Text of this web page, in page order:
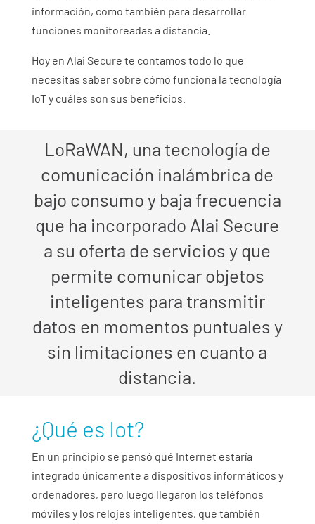
información, como también para desarrollar
funciones monitoreadas a distancia.
Hoy en Alai Secure te contamos todo lo que
necesitas saber sobre cómo funciona la tecnología
IoT y cuáles son sus beneficios.
LoRaWAN, una tecnología de
comunicación inalámbrica de
bajo consumo y baja frecuencia
que ha incorporado Alai Secure
a su oferta de servicios y que
permite comunicar objetos
inteligentes para transmitir
datos en momentos puntuales y
sin limitaciones en cuanto a
distancia.
¿Qué es Iot?
En un principio se pensó qué Internet estaría
integrado únicamente a dispositivos informáticos y
ordenadores, pero luego llegaron los teléfonos
móviles y los relojes inteligentes, que también